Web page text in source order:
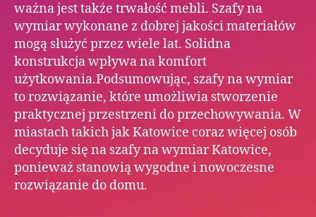
ważna jest także trwałość mebli. Szafy na
wymiar wykonane z dobrej jakości materiałów
mogą służyć przez wiele lat. Solidna
konstrukcja wpływa na komfort
użytkowania.Podsumowując, szafy na wymiar
to rozwiązanie, które umożliwia stworzenie
praktycznej przestrzeni do przechowywania. W
miastach takich jak Katowice coraz więcej osób
decyduje się na szafy na wymiar Katowice,
ponieważ stanowią wygodne i nowoczesne
rozwiązanie do domu.